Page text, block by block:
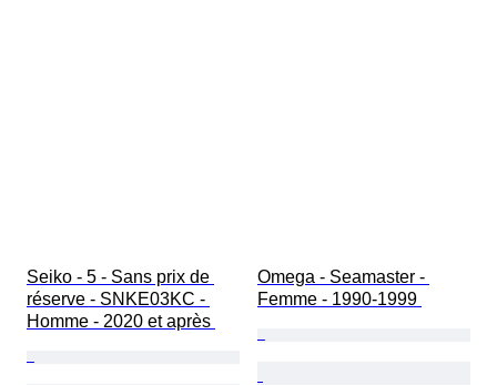
Seiko - 5 - Sans prix de
réserve - SNKE03KC -
Homme - 2020 et après
Omega - Seamaster -
Femme - 1990-1999